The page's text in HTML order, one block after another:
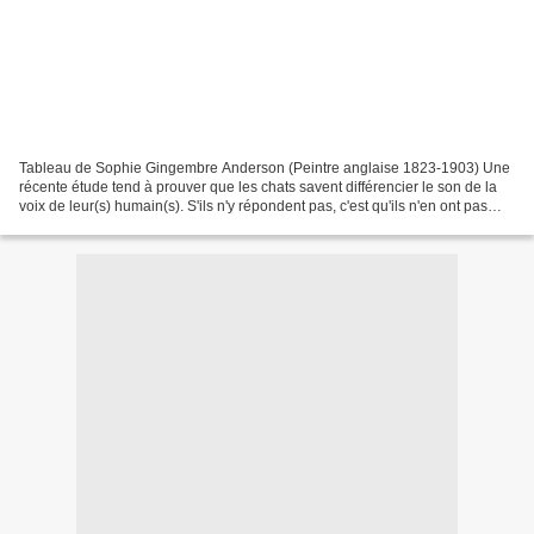
Tableau de Sophie Gingembre Anderson (Peintre anglaise 1823-1903) Une
récente étude tend à prouver que les chats savent différencier le son de la
voix de leur(s) humain(s). S'ils n'y répondent pas, c'est qu'ils n'en ont pas